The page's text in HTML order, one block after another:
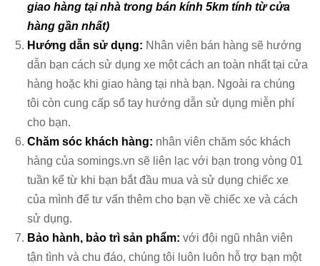
giao hàng tại nhà trong bán kính 5km tính từ cửa
hàng gần nhất)
Hướng dẫn sử dụng: Nhân viên bán hàng sẽ hướng
dẫn bạn cách sử dụng xe một cách an toàn nhất tại cửa
hàng hoặc khi giao hàng tại nhà bạn. Ngoài ra chúng
tôi còn cung cấp sổ tay hướng dẫn sử dụng miễn phí
cho bạn.
Chăm sóc khách hàng: nhân viên chăm sóc khách
hàng của somings.vn sẽ liên lạc với bạn trong vòng 01
tuần kể từ khi bạn bắt đầu mua và sử dụng chiếc xe
của mình để tư vấn thêm cho bạn về chiếc xe và cách
sử dụng.
Bảo hành, bảo trì sản phẩm: với đội ngũ nhân viên
tận tình và chu đáo, chúng tôi luôn luôn hỗ trợ bạn một